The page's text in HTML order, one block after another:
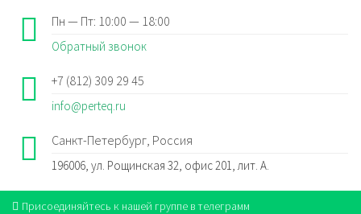
Пн — Пт: 10:00 — 18:00
Обратный звонок
+7 (812) 309 29 45
info@perteq.ru
Санкт-Петербург, Россия
196006, ул. Рощинская 32, офис 201, лит. А.
Присоединяйтесь к нашей группе в телеграмм